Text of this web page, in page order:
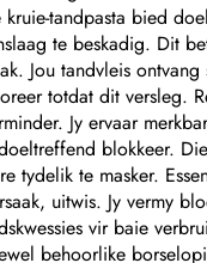
tandpasta bied
te beskadig. Dit
Jou tandvleis ontvang
totdat dit versleg.
Jy ervaar
blokkeer.
tydelik te masker.
uitwis. Jy vermy
vir baie
behoorlike